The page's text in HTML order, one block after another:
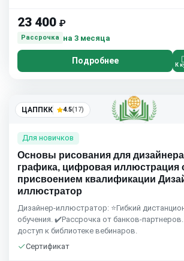
23 400 ₽
Рассрочка на 3 месяца
Подробнее К
ЦАППКК 4.5(17)
Для новичков
Основы рисования для
графика, цифровая иллюстрация
присвоением квалификации
иллюстратор
Дизайнер-иллюстратор: ⭐Гибкий
обучения. ✔️Рассрочка от банков-
доступ к библиотеке вебинаров.
Сертификат